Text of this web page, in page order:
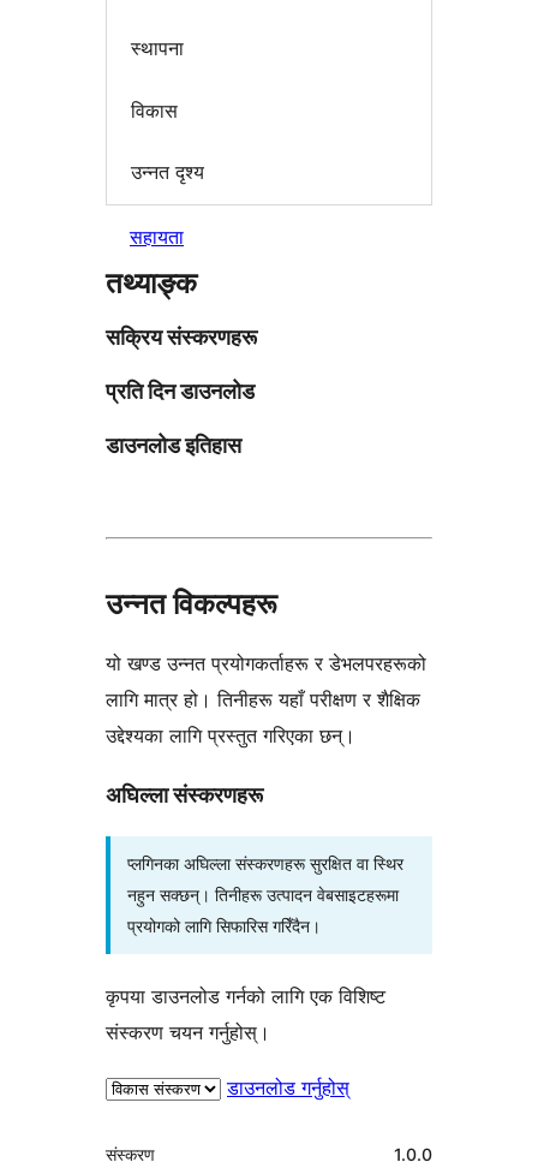
स्थापना
विकास
उन्नत दृश्य
सहायता
तथ्याङ्क
सक्रिय संस्करणहरू
प्रति दिन डाउनलोड
डाउनलोड इतिहास
उन्नत विकल्पहरू
यो खण्ड उन्नत प्रयोगकर्ताहरू र डेभलपरहरूको
लागि मात्र हो। तिनीहरू यहाँ परीक्षण र शैक्षिक
उद्देश्यका लागि प्रस्तुत गरिएका छन्।
अघिल्ला संस्करणहरू
प्लगिनका अघिल्ला संस्करणहरू सुरक्षित वा स्थिर
नहुन सक्छन्। तिनीहरू उत्पादन वेबसाइटहरूमा
प्रयोगको लागि सिफारिस गरिँदैन।
कृपया डाउनलोड गर्नको लागि एक विशिष्ट
संस्करण चयन गर्नुहोस्।
डाउनलोड गर्नुहोस्
मेटा
संस्करण 1.0.0